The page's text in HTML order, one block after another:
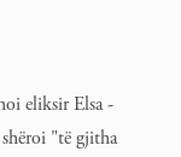
eliksir Elsa -
"të gjitha